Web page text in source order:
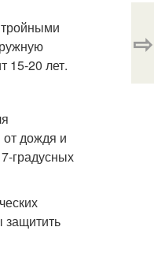
15-20 лет.
дождя и
градусных
защитить
⇨